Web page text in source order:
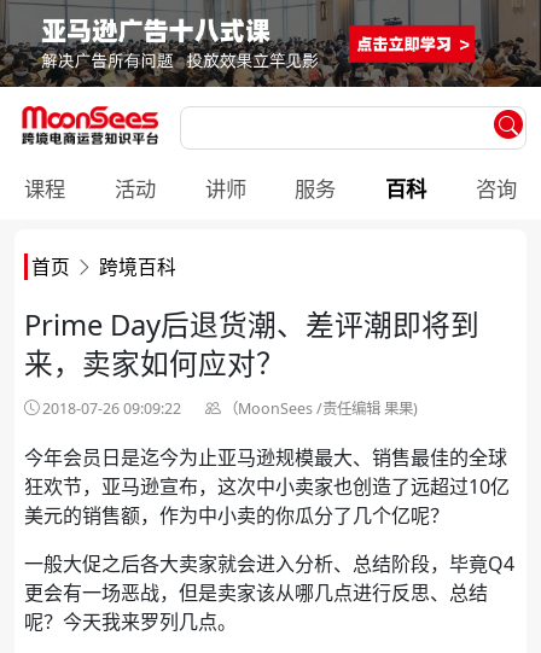
课程 活动 讲师 服务 百科 咨询
首页 跨境百科
Prime Day后退货潮、差评潮即将到
来，卖家如何应对？
2018-07-26 09:09:22 （MoonSees /责任编辑 果果)
今年会员日是迄今为止亚马逊规模最大、销售最佳的全球
狂欢节，亚马逊宣布，这次中小卖家也创造了远超过10亿
美元的销售额，作为中小卖的你瓜分了几个亿呢？
一般大促之后各大卖家就会进入分析、总结阶段，毕竟Q4
更会有一场恶战，但是卖家该从哪几点进行反思、总结
呢？今天我来罗列几点。